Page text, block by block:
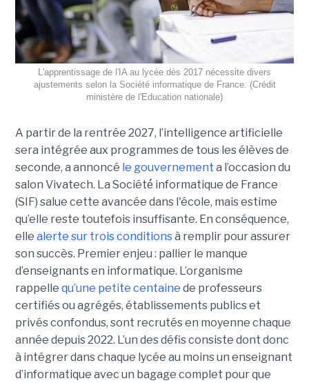
L'apprentissage de l'IA au lycée dès 2017 nécessite divers
ajustements selon la Société informatique de France. (Crédit
ministère de l'Education nationale)
A partir de la rentrée 2027, l’intelligence artificielle
sera intégrée aux programmes de tous les élèves de
seconde, a annoncé le gouvernement a l’occasion du
salon Vivatech. La Société́ informatique de France
(SIF) salue cette avancée dans l'école, mais estime
qu’elle reste toutefois insuffisante. En conséquence,
elle alerte sur trois conditionsà remplir pour assurer
son succès. Premier enjeu : pallier le manque
d’enseignants en informatique. L’organisme
rappelle qu’une petite centaine de professeurs
certifiés ou agrégés, établissements publics et
privés confondus, sont recrutés en moyenne chaque
année depuis 2022. L’un des défis consiste dont donc
à intégrer dans chaque lycée au moins un enseignant
d’informatique avec un bagage complet pour que